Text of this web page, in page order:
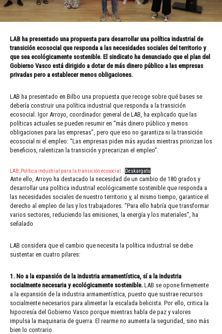
LAB ha presentado una propuesta para desarrollar una política industrial de
transición ecosocial que responda a las necesidades sociales del territorio y
que sea ecológicamente sostenible. El sindicato ha denunciado que el plan del
Gobierno Vasco está dirigido a dotar de más dinero público a las empresas
privadas pero a establecer menos obligaciones.
LAB ha presentado en Bilbo una propuesta que recoge sobre qué bases se
debería construir una política industrial que responda a la transición
ecosocial. Igor Arroyo, coordinador general de LAB, ha explicado que las
políticas actuales se pueden resumir en “más dinero público y menos
obligaciones para las empresas”, pero que eso no garantiza ni la transición
ecosocial ni el empleo: “Las empresas piden más ayudas mientras priorizan los
beneficios, ralentizan la transición y precarizan el empleo”.
LAB_Política industrial para la transición ecosocial Deskargatu
Ante ello, Arroyo ha destacado la necesidad de un cambio de 180 grados y
desarrollar una política industrial ecológicamente sostenible que responda a
las necesidades sociales de nuestro territorio y, al mismo tiempo, garantice el
derecho al empleo de las y los trabajadores. “Para ello habría que transformar
varios sectores, reduciendo las emisiones, la energía y los materiales”, ha
señalado
LAB considera que el cambio que necesita la política industrial se debe
sustentar en cuatro pilares:
1. No a la expansión de la industria armamentística, sí a la industria
socialmente necesaria y ecológicamente sostenible. LAB se opone firmemente
a la expansión de la industria armamentística, puesto que sustrae recursos
socialmente necesarios para alimentar la escalada belicista. Por ello, critica la
hipocresía del Gobierno Vasco porque mientras habla de paz y valores
impulsa la maquinaria de guerra. El rearme no aumenta la seguridad, sino más
bien lo contrario.